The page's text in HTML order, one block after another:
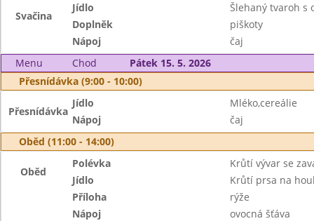
Svačina
Jídlo
Šlehaný tvaroh s
Doplněk
piškoty
Nápoj
čaj
Menu
Chod
Pátek 15. 5. 2026
Přesnídávka (9:00 - 10:00)
Přesnídávka
Jídlo
Mléko,cereálie
Nápoj
čaj
Oběd (11:00 - 14:00)
Oběd
Polévka
Krůtí vývar se
Jídlo
Krůtí prsa na
Příloha
rýže
Nápoj
ovocná šťáva